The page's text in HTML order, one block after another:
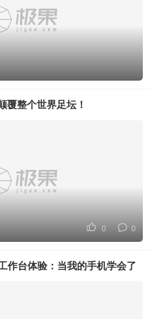
覆整个世界足坛！
0 0
作台体验：当我的手机学会了